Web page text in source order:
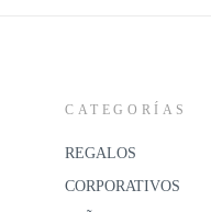
CATEGORÍAS
REGALOS
CORPORATIVOS